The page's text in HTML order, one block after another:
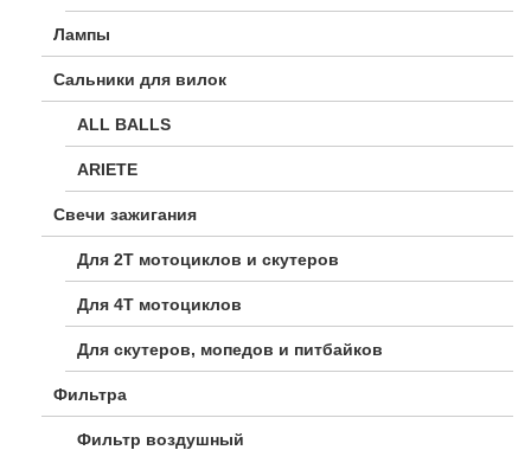
Лампы
Сальники для вилок
ALL BALLS
ARIETE
Свечи зажигания
Для 2Т мотоциклов и скутеров
Для 4Т мотоциклов
Для скутеров, мопедов и питбайков
Фильтра
Фильтр воздушный